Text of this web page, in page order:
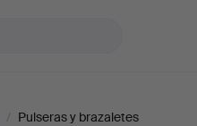
/ Pulseras y brazaletes